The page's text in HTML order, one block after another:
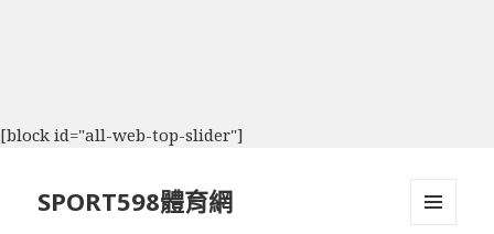
[block id="all-web-top-slider"]
SPORT598體育網